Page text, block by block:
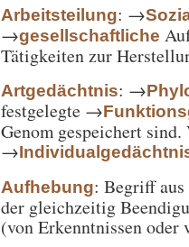
Arbeitsteilung: →
→gesellschaftliche
Tätigkeiten zur
Artgedächtnis: →
festgelegte →
Genom gespeichert sind.
→
Aufhebung: Begriff
der gleichzeitig
(von Erkenntnissen